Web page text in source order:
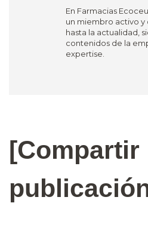
En Farmacias
un miembro activo y
hasta la actualidad,
contenidos de la
expertise.
[Compartir